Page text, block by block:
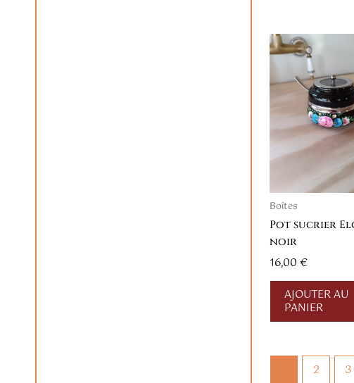
Boîtes
Pot sucrier
noir
16,00 €
AJOUTER AU
PANIER
2 3